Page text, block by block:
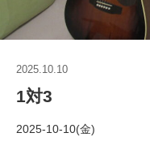
2025.10.10
1対3
2025-10-10(金)